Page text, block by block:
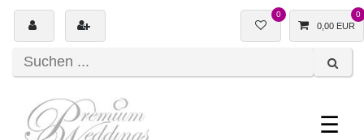
0 0
0,00 EUR
☰